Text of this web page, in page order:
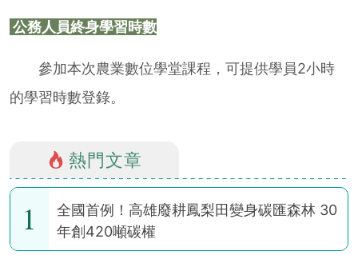
公務人員終身學習時數
參加本次農業數位學堂課程，可提供學員2小時
的學習時數登錄。
熱門文章
1
全國首例！高雄廢耕鳳梨田變身碳匯森林 30
年創420噸碳權